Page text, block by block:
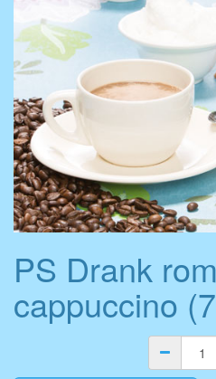
PS Drank
cappuccino